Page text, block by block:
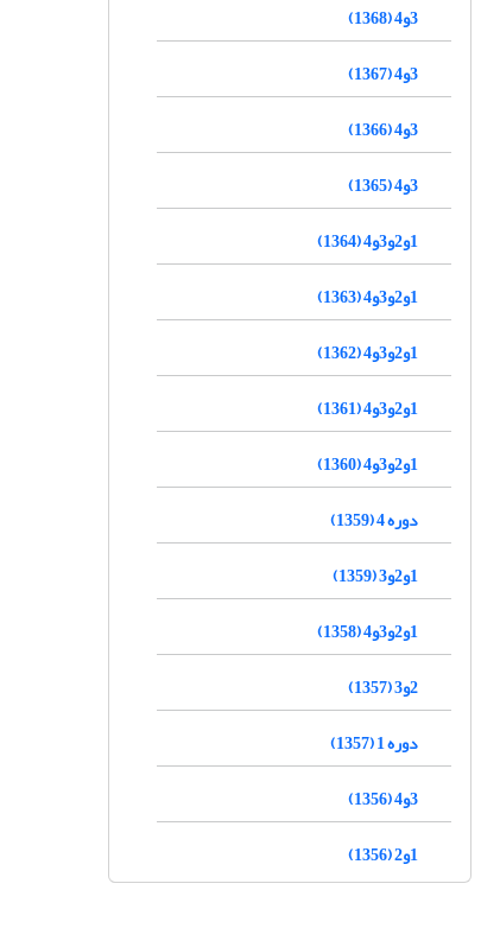
3و4 (1368)
3و4 (1367)
3و4 (1366)
3و4 (1365)
1و2و3و4 (1364)
1و2و3و4 (1363)
1و2و3و4 (1362)
1و2و3و4 (1361)
1و2و3و4 (1360)
دوره 4 (1359)
1و2و3 (1359)
1و2و3و4 (1358)
2و3 (1357)
دوره 1 (1357)
3و4 (1356)
1و2 (1356)